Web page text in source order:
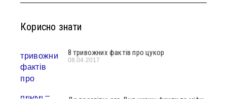
Корисно знати
8 тривожних фактів про цукор
08.04.2017